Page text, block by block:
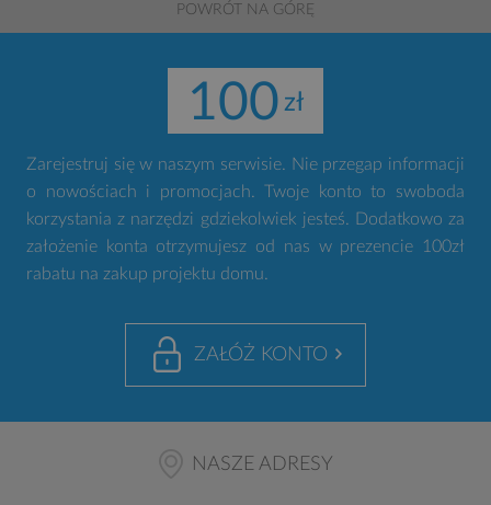
POWRÓT NA GÓRĘ
100
Zarejestruj się w naszym serwisie. Nie przegap informacji
o nowościach i promocjach. Twoje konto to swoboda
korzystania z narzędzi gdziekolwiek jesteś. Dodatkowo za
założenie konta otrzymujesz od nas w prezencie 100zł
rabatu na zakup projektu domu.
ZAŁÓŻ KONTO
NASZE ADRESY